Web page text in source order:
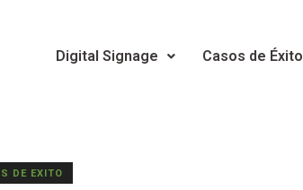
Digital Signage Casos de Éxito
DE EXITO